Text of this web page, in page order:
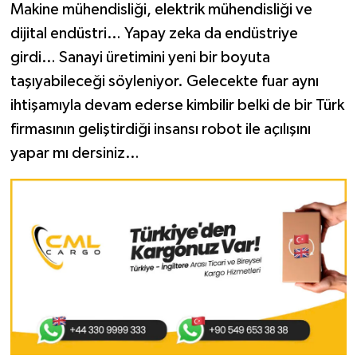
Makine mühendisliği, elektrik mühendisliği ve
dijital endüstri… Yapay zeka da endüstriye
girdi… Sanayi üretimini yeni bir boyuta
taşıyabileceği söyleniyor. Gelecekte fuar aynı
ihtişamıyla devam ederse kimbilir belki de bir Türk
firmasının geliştirdiği insansı robot ile açılışını
yapar mı dersiniz…